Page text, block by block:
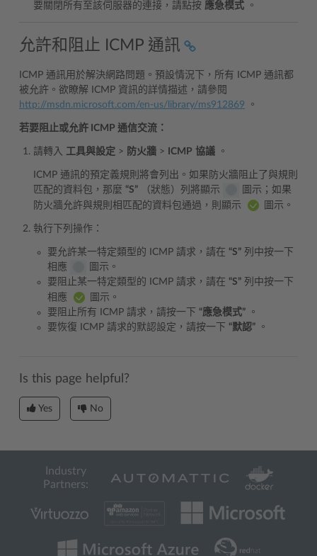
要關閉所有至該伺服器的連接，請點按 應急模式 。
允許和阻止 ICMP 通訊
ICMP 通訊用於解決網路問題。預設情況下，所有 ICMP 通訊都
被允許。欲瞭解 ICMP 資訊的詳情描述，請參閱
http://msdn.microsoft.com/en-us/library/ms912869 。
若要阻止或允許 ICMP 通信交流：
請轉入 工具與設定 > 防火牆 > ICMP 協議 。
ICMP 通訊的預定義規則將會列出。如果防火牆阻止了與規則
匹配的資料包，那麼 “S” （狀態）列將顯示
圖示；如果
防火牆允許與規則相匹配的資料包通過，則顯示
圖示。
執行下列操作：
要允許某一特定類型的 ICMP 請求，請在 “S” 列中按一下
相應
圖示。
要阻止某一特定類型的 ICMP 請求，請在 “S” 列中按一下
相應
圖示。
要阻止所有 ICMP 請求，請按一下 “應急模式” 。
要恢復 ICMP 請求的默認設定，請按一下 “默認” 。
Is this page helpful?
Yes No
Industry
Partners: